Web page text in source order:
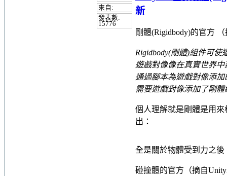
來自:
發表數:
15776
新
剛體(Rigidbody)的官方
Rigidbody(剛體)組件可
遊戲對像像在真實世界
通過腳本為遊戲對像添
需要遊戲對像添加了剛體
個人理解就是剛體是用
出：
全是關於物體受到力之後
碰撞體的官方（摘自